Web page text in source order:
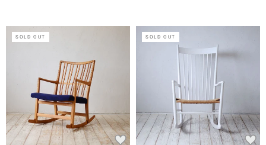
SOLD OUT SOLD OUT